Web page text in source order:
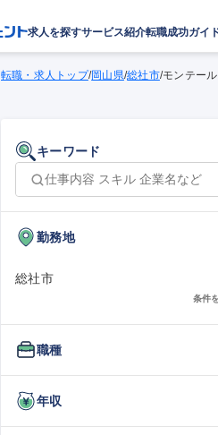
求人を探すサービス紹介転職成功ガイ
転職・求人トップ/岡山県/総社市/モンテー
キーワード
勤務地
総社市
条件
職種
年収